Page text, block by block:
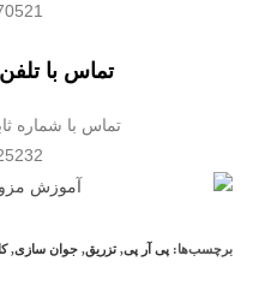
تماس با
تماس با شماره ثابت
برچسب‌ها:پی آر پی, تزریق, جوان سازی,